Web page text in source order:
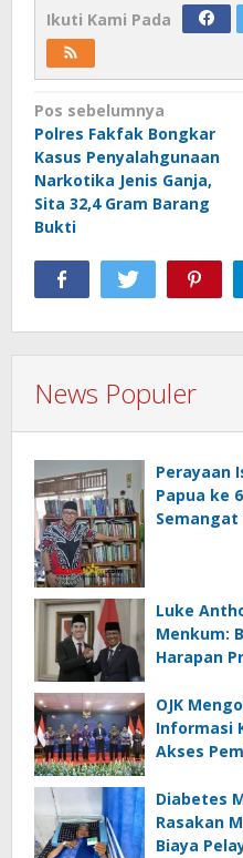
Ikuti Kami Pada
Navigasi
pos
Pos sebelumnya
Polres Fakfak Bongkar
Kasus Penyalahgunaan
Narkotika Jenis Ganja,
Sita 32,4 Gram Barang
Bukti
News Populer
Perayaan
Papua ke
Luke
Menkum:
Harapan
OJK
Informasi
Akses
Diabetes
Rasakan
Biaya